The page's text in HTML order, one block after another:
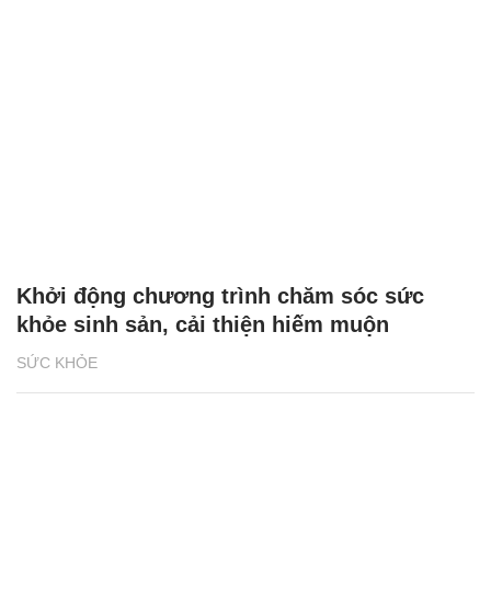
SỨC KHỎE
Khởi động chương trình chăm sóc sức
khỏe sinh sản, cải thiện hiếm muộn